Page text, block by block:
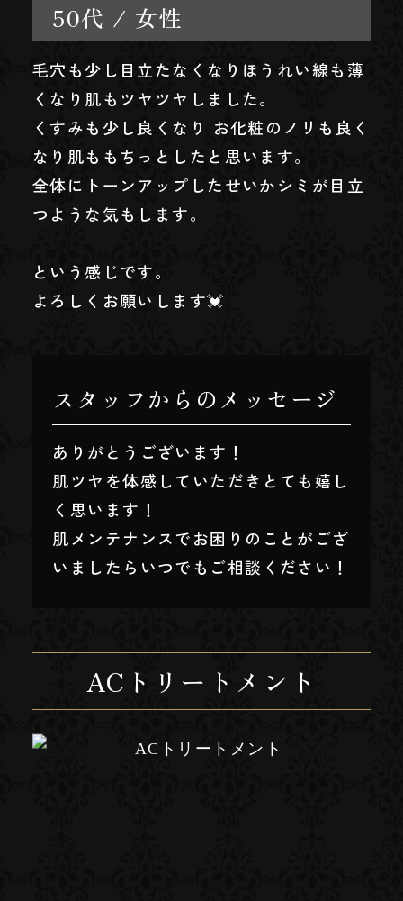
50代 / 女性
毛穴も少し目立たなくなりほうれい線も薄
くなり肌もツヤツヤしました。
くすみも少し良くなり お化粧のノリも良く
なり肌ももちっとしたと思います。
全体にトーンアップしたせいかシミが目立
つような気もします。
という感じです。
よろしくお願いします💓
スタッフからのメッセージ
ありがとうございます！
肌ツヤを体感していただきとても嬉し
く思います！
肌メンテナンスでお困りのことがござ
いましたらいつでもご相談ください！
ACトリートメント